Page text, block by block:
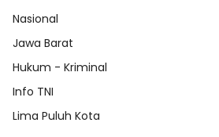
Nasional
Jawa Barat
Hukum - Kriminal
Info TNI
Lima Puluh Kota